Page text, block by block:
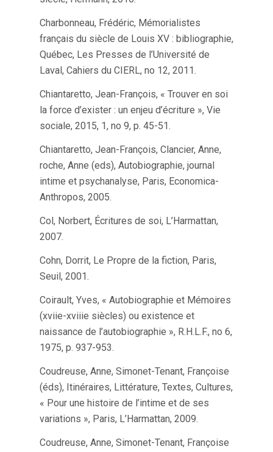
Charbonneau, Frédéric, Mémorialistes
français du siècle de Louis XV : bibliographie,
Québec, Les Presses de l’Université de
Laval, Cahiers du CIERL, no 12, 2011.
Chiantaretto, Jean-François, « Trouver en soi
la force d’exister : un enjeu d’écriture », Vie
sociale, 2015, 1, no 9, p. 45-51.
Chiantaretto, Jean-François, Clancier, Anne,
roche, Anne (eds), Autobiographie, journal
intime et psychanalyse, Paris, Economica-
Anthropos, 2005.
Col, Norbert, Écritures de soi, L’Harmattan,
2007.
Cohn, Dorrit, Le Propre de la fiction, Paris,
Seuil, 2001.
Coirault, Yves, « Autobiographie et Mémoires
(xviie-xviiie siècles) ou existence et
naissance de l’autobiographie », R.H.L.F., no 6,
1975, p. 937-953.
Coudreuse, Anne, Simonet-Tenant, Françoise
(éds), Itinéraires, Littérature, Textes, Cultures,
« Pour une histoire de l’intime et de ses
variations », Paris, L’Harmattan, 2009.
Coudreuse, Anne, Simonet-Tenant, Françoise